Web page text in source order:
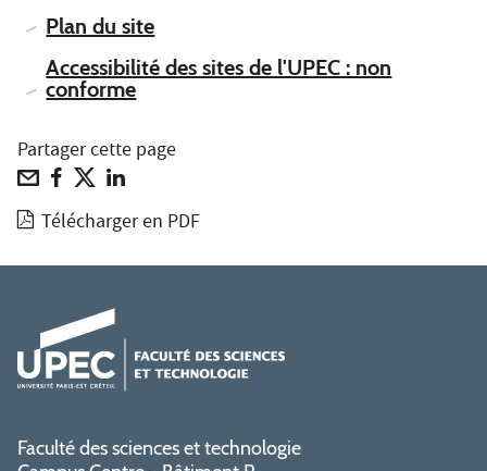
Plan du site
Accessibilité des sites de l'UPEC : non
conforme
Partager cette page
Télécharger en PDF
Faculté des sciences et technologie